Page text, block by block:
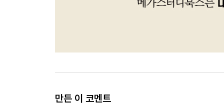
만든 이 코멘트